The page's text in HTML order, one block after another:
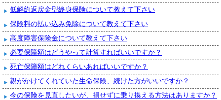
低解約返戻金型終身保険について教えて下さい
保険料の払い込み免除について教えて下さい
高度障害保険金について教えて下さい
必要保障額はどうやって計算すればいいですか？
死亡保障額はどれくらいあればいいですか？
親がかけてくれていた生命保険、続けた方がいいですか？
今の保険を見直したいが、損せずに乗り換える方法はありますか？